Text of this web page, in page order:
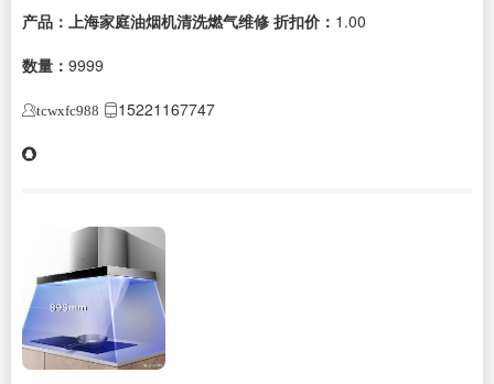
产品：上海家庭油烟机清洗燃气维修 折扣价： 1.00
数量： 9999
tcwxfc988 15221167747